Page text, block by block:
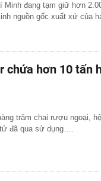
Minh đang tạm giữ hơn
nguồn gốc xuất xứ của
chứa hơn 10 tấn
trăm chai rượu ngoại,
đã qua sử dụng….